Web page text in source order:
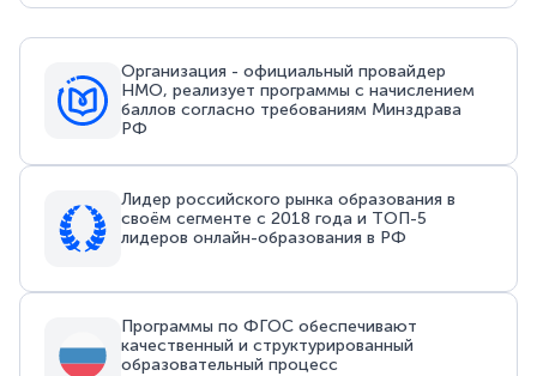
Организация - официальный провайдер
НМО, реализует программы с начислением
баллов согласно требованиям Минздрава
РФ
Лидер российского рынка образования в
своём сегменте с 2018 года и ТОП-5
лидеров онлайн-образования в РФ
Программы по ФГОС обеспечивают
качественный и структурированный
образовательный процесс